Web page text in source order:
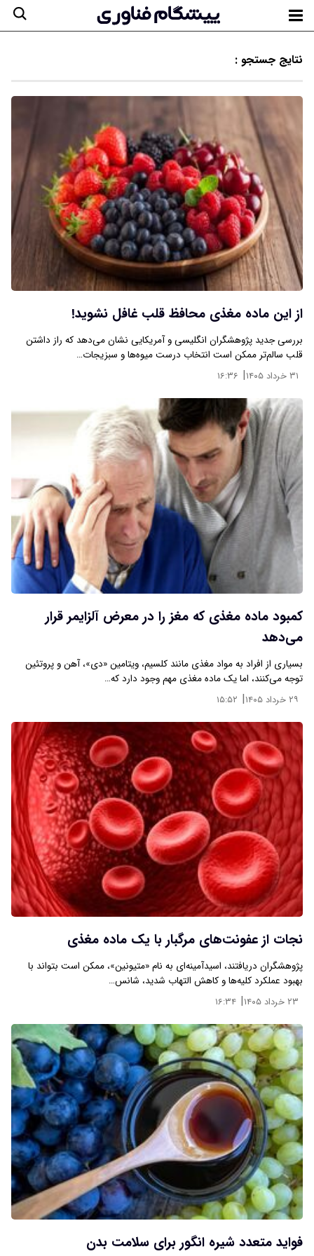
نتایج جستجو :
از این ماده مغذی محافظ قلب غافل نشوید!
بررسی جدید پژوهشگران انگلیسی و آمریکایی نشان می‌دهد که راز داشتن
قلب سالم‌تر ممکن است انتخاب درست میوه‌ها و سبزیجات…
۳۱ خرداد ۱۴۰۵ | ۱۶:۳۶
کمبود ماده مغذی که مغز را در معرض آلزایمر قرار
می‌دهد
بسیاری از افراد به مواد مغذی مانند کلسیم، ویتامین «دی»، آهن و پروتئین
توجه می‌کنند، اما یک ماده مغذی مهم وجود دارد که…
۲۹ خرداد ۱۴۰۵ | ۱۵:۵۲
نجات از عفونت‌های مرگبار با یک ماده مغذی
پژوهشگران دریافتند، اسیدآمینه‌ای به نام «متیونین»، ممکن است بتواند با
بهبود عملکرد کلیه‌ها و کاهش التهاب شدید، شانس…
۲۳ خرداد ۱۴۰۵ | ۱۶:۳۴
فواید متعدد شیره انگور برای سلامت بدن